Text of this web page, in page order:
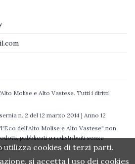
Molise e Alto Vastese. Tutti i diritti
n. 2 del 12 marzo 2014 | Anno 12
dell'Alto Molise e Alto Vastese" non
pubblicati o redistribuiti senza
autori.
utilizza cookies di terzi parti.
si accetta l uso dei cookies